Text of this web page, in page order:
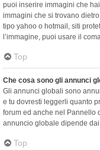
puoi inserire immagini che
immagini che si trovano
tipo yahoo o hotmail, siti
l’immagine, puoi usare il
Top
Che cosa sono gli annunci
Gli annunci globali sono
e tu dovresti leggerli quanto
forum ed anche nel Pannello
annuncio globale dipende
Top